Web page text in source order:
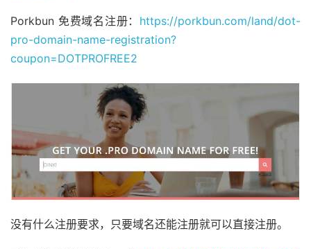
Porkbun 免费域名注册： https://porkbun.com/land/dot-
pro-domain-name-registration?
coupon=DOTPROFREE2
没有什么注册要求，只要域名还能注册就可以直接注册。